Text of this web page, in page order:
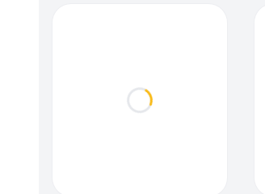
Loading...